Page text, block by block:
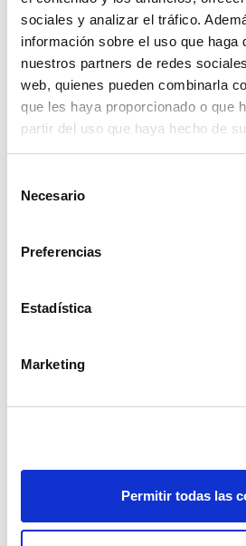
sociales y analizar el tráfico.
información sobre el uso que haga
nuestros partners de redes
web, quienes pueden combinarla
que les haya proporcionado o que
partir del uso que haya hecho de
Necesario
Preferencias
Estadística
Marketing
Permitir todas las
brazo cultivador de viña
90,02€
brazo cultivador 32x32
78,05€